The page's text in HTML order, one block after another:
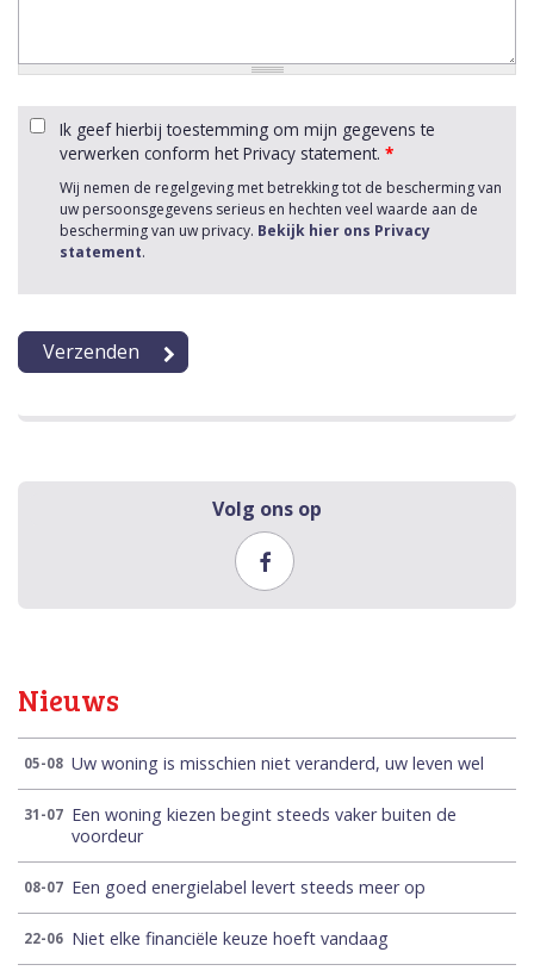
Ik geef hierbij toestemming om mijn gegevens te
verwerken conform het Privacy statement. *
Wij nemen de regelgeving met betrekking tot de bescherming van
uw persoonsgegevens serieus en hechten veel waarde aan de
bescherming van uw privacy. Bekijk hier ons Privacy
statement.
Volg ons op
Nieuws
05-08 Uw woning is misschien niet veranderd, uw leven wel
31-07 Een woning kiezen begint steeds vaker buiten de
voordeur
08-07 Een goed energielabel levert steeds meer op
22-06 Niet elke financiële keuze hoeft vandaag